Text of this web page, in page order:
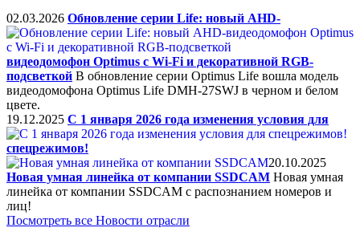
02.03.2026 Обновление серии Life: новый AHD-
видеодомофон Optimus с Wi-Fi и декоративной RGB-
подсветкой В обновление серии Optimus Life вошла модель
видеодомофона Optimus Life DMH-27SWJ в черном и белом
цвете.
19.12.2025 C 1 января 2026 года изменения условия для
спецрежимов!
20.10.2025
Новая умная линейка от компании SSDCAM Новая умная
линейка от компании SSDCAM с распознанием номеров и
лиц!
Посмотреть все Новости отрасли